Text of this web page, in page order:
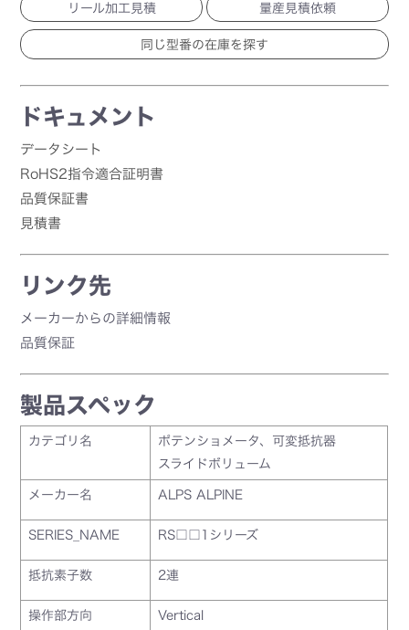
リール加工見積 量産見積依頼
ドキュメント
データシート
RoHS2指令適合証明書
品質保証書
見積書
リンク先
メーカーからの詳細情報
品質保証
製品スペック
カテゴリ名
ポテンショメータ、可変抵抗器
スライドボリューム
メーカー名 ALPS ALPINE
SERIES_NAME RS□□1シリーズ
抵抗素子数 2連
操作部方向 Vertical